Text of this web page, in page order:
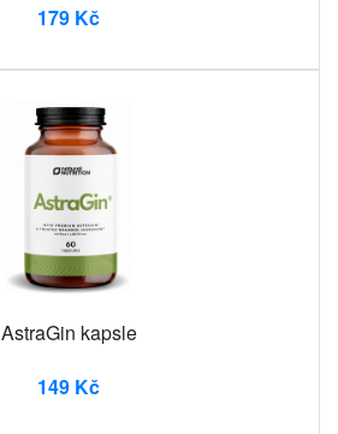
179 Kč
AstraGin kapsle
149 Kč